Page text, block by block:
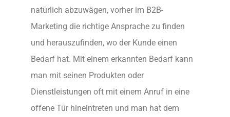
natürlich abzuwägen, vorher im B2B-
Marketing die richtige Ansprache zu finden
und herauszufinden, wo der Kunde einen
Bedarf hat. Mit einem erkannten Bedarf kann
man mit seinen Produkten oder
Dienstleistungen oft mit einem Anruf in eine
offene Tür hineintreten und man hat dem